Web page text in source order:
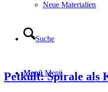
Neue Materialien
Suche
Menü Menü
Petkult: Spirale als